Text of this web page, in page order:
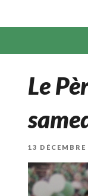
Le
PUBLIÉ
13 DÉCEMBRE